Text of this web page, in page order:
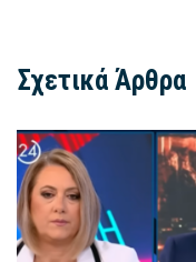
Σχετικά Άρθρα